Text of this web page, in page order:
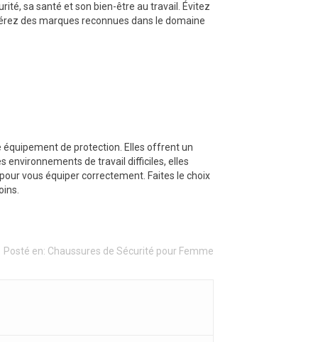
sa santé et son bien-être au travail. Évitez
des marques reconnues dans le domaine
équipement de protection. Elles offrent un
environnements de travail difficiles, elles
vous équiper correctement. Faites le choix
Posté en: Chaussures de Sécurité pour Femme